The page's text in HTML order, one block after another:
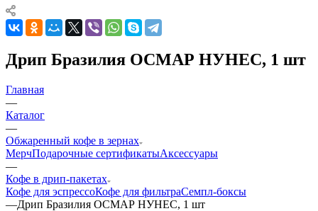
Дрип Бразилия ОСМАР НУНЕС, 1 шт
Главная
—
Каталог
—
Обжаренный кофе в зернах
МерчПодарочные сертификатыАксессуары
—
Кофе в дрип-пакетах
Кофе для эспрессоКофе для фильтраСемпл-боксы
—Дрип Бразилия ОСМАР НУНЕС, 1 шт